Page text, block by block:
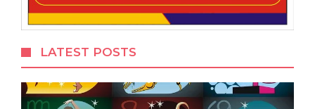
LATEST POSTS